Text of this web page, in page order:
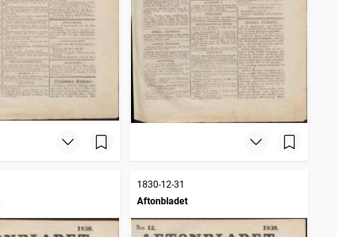
1830-12-31
Aftonbladet